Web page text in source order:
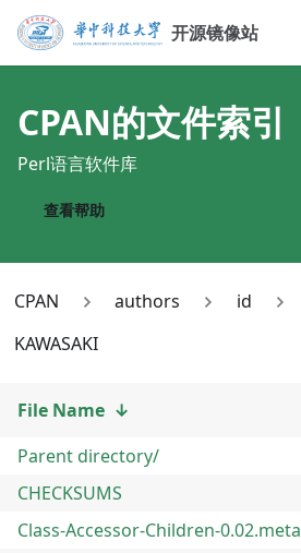
开源镜像站
CPAN的文件索引
Perl语言软件库
查看帮助
CPAN authors id
KAWASAKI
File Name ↓
Parent directory/
CHECKSUMS
Class-Accessor-Children-0.02.meta